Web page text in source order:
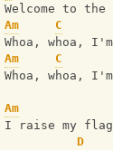
Welcome to
Am
C
Whoa, whoa,
Am
C
Whoa, whoa,
Am
I raise my
D